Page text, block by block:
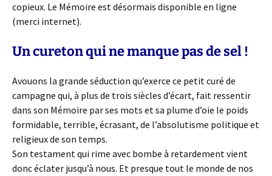
copieux. Le Mémoire est désormais disponible en ligne
(merci internet).
Un cureton qui ne manque pas de sel !
Avouons la grande séduction qu’exerce ce petit curé de
campagne qui, à plus de trois siècles d’écart, fait ressentir
dans son Mémoire par ses mots et sa plume d’oie le poids
formidable, terrible, écrasant, de l’absolutisme politique et
religieux de son temps.
Son testament qui rime avec bombe à retardement vient
donc éclater jusqu’à nous. Et presque tout le monde de nos